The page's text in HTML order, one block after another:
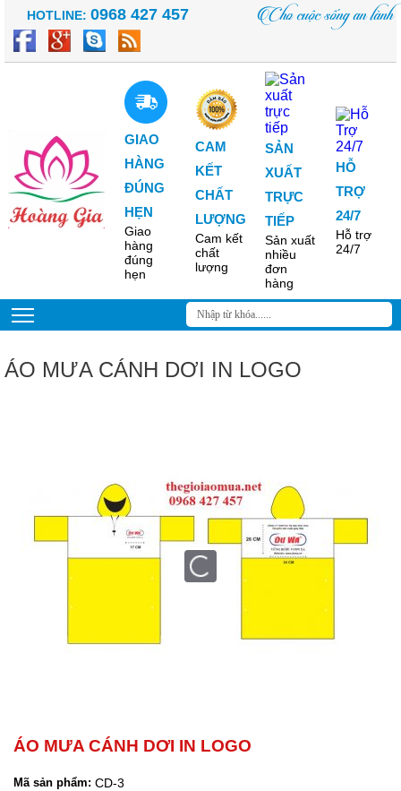
HOTLINE: 0968 427 457 Cho cuộc sống an lành
GIAO
HÀNG
ĐÚNG
HẸN
Giao
hàng
đúng
hẹn
CAM
KẾT
CHẤT
LƯỢNG
Cam kết
chất
lượng
SẢN
XUẤT
TRỰC
TIẾP
Sản xuất
nhiều
đơn
hàng
HỖ
TRỢ
24/7
Hỗ trợ
24/7
ÁO MƯA CÁNH DƠI IN LOGO
ÁO MƯA CÁNH DƠI IN LOGO
Mã sản phẩm: CD-3